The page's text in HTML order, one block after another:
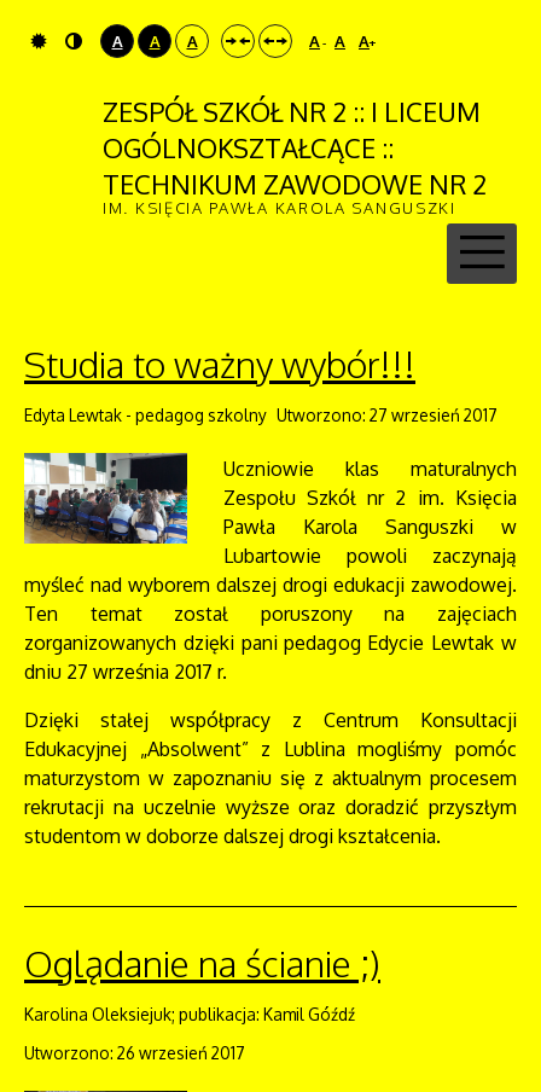
A A A A- A A+
ZESPÓŁ SZKÓŁ NR 2 :: I LICEUM
OGÓLNOKSZTAŁCĄCE ::
TECHNIKUM ZAWODOWE NR 2
IM. KSIĘCIA PAWŁA KAROLA SANGUSZKI
Studia to ważny wybór!!!
Edyta Lewtak - pedagog szkolny Utworzono: 27 wrzesień 2017
Uczniowie klas maturalnych
Zespołu Szkół nr 2 im. Księcia
Pawła Karola Sanguszki w
Lubartowie powoli zaczynają
myśleć nad wyborem dalszej drogi edukacji zawodowej.
Ten temat został poruszony na zajęciach
zorganizowanych dzięki pani pedagog Edycie Lewtak w
dniu 27 września 2017 r.
Dzięki stałej współpracy z Centrum Konsultacji
Edukacyjnej „Absolwent” z Lublina mogliśmy pomóc
maturzystom w zapoznaniu się z aktualnym procesem
rekrutacji na uczelnie wyższe oraz doradzić przyszłym
studentom w doborze dalszej drogi kształcenia.
Oglądanie na ścianie ;)
Karolina Oleksiejuk; publikacja: Kamil Góźdź
Utworzono: 26 wrzesień 2017